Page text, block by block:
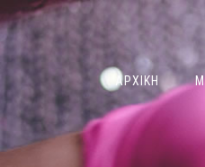
ΑΡΧΙΚΗ